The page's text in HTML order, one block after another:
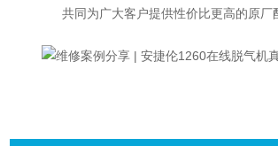
共同为广大客户提供性价比更高的原厂